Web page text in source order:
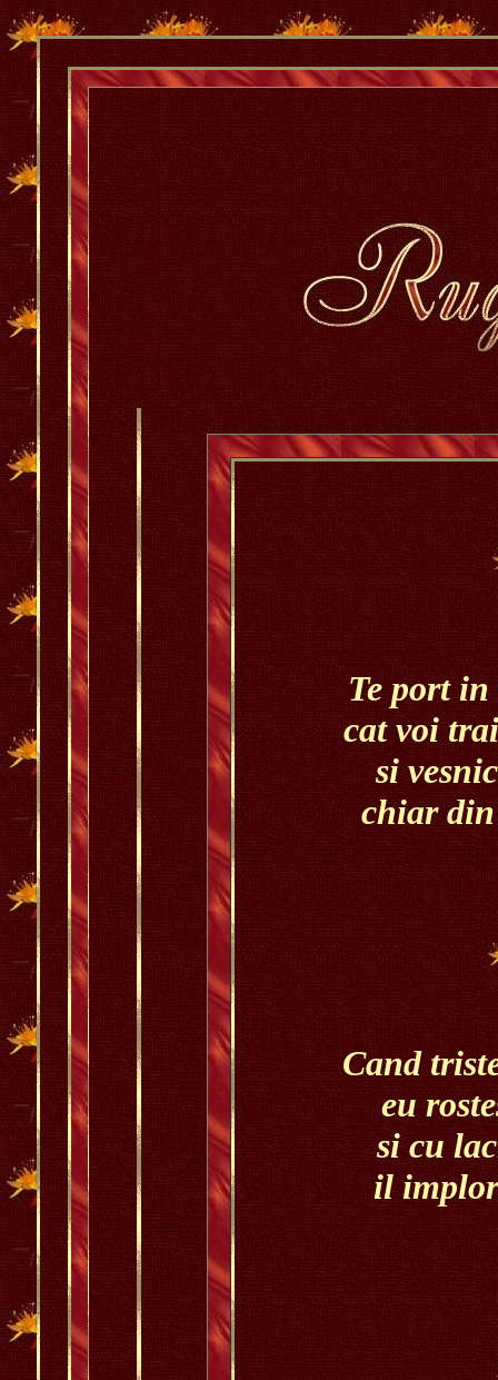
Te port
cat voi
si
chiar
Cand
eu
si cu
il